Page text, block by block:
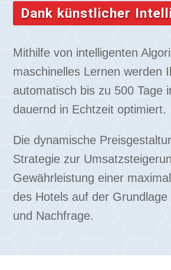
Dank künstlicher
Mithilfe von intelligenten
maschinelles Lernen werden
automatisch bis zu 500 Tage
dauernd in Echtzeit optimiert.
Die dynamische
Strategie zur
Gewährleistung einer
des Hotels auf der Grundlage
und Nachfrage.